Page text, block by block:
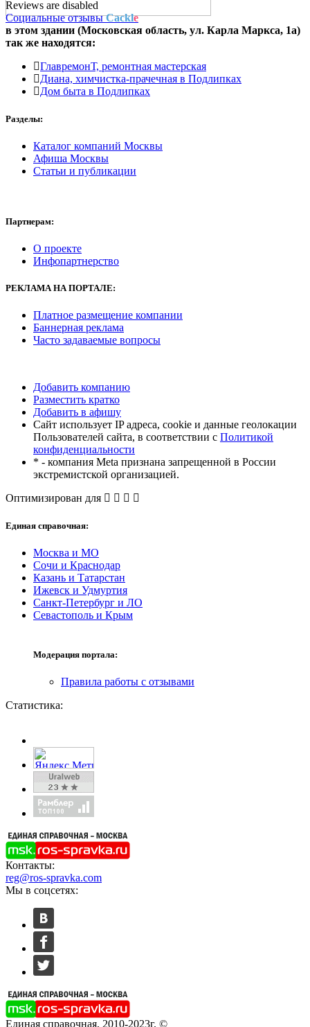
Reviews are disabled
Социальные отзывыCackle
в этом здании (Московская область, ул. Карла Маркса, 1а)
так же находятся:
ГлавремонТ, ремонтная мастерская
Диана, химчистка-прачечная в Подлипках
Дом быта в Подлипках
Разделы:
Каталог компаний Москвы
Афиша Москвы
Статьи и публикации
Партнерам:
О проекте
Инфопартнерство
РЕКЛАМАНА ПОРТАЛЕ:
Платное размещение компании
Баннерная реклама
Часто задаваемые вопросы
Добавить компанию
Разместить кратко
Добавить в афишу
Сайт использует IP адреса, cookie и данные геолокации
Пользователей сайта, в соответствии с Политикой
конфиденциальности
* - компания Meta признана запрещенной в России
экстремистской организацией.
Оптимизирован для
Единая справочная:
Москва и МО
Сочи и Краснодар
Казань и Татарстан
Ижевск и Удмуртия
Санкт-Петербург и ЛО
Севастополь и Крым
Модерация портала:
Правила работы с отзывами
Статистика:
Контакты:
reg@ros-spravka.com
Мы в соцсетях:
Единая справочная, 2010-2023г. ©